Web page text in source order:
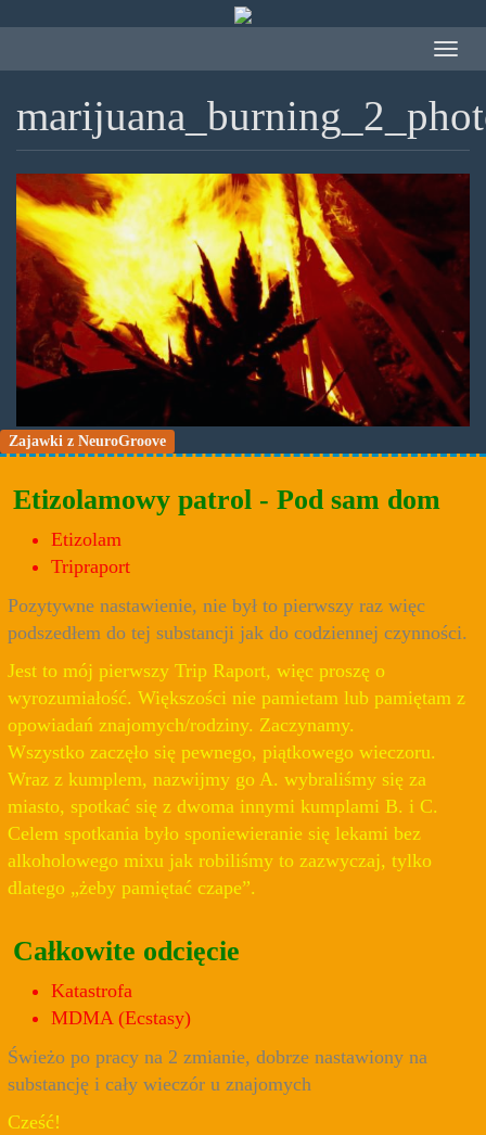
treści
Toggle
Zajawki z NeuroGroove
Etizolamowy patrol - Pod sam dom
Etizolam
Tripraport
Pozytywne nastawienie, nie był to pierwszy raz więc
podszedłem do tej substancji jak do codziennej czynności.
Jest to mój pierwszy Trip Raport, więc proszę o
wyrozumiałość. Większości nie pamietam lub pamiętam z
opowiadań znajomych/rodziny. Zaczynamy.
Wszystko zaczęło się pewnego, piątkowego wieczoru.
Wraz z kumplem, nazwijmy go A. wybraliśmy się za
miasto, spotkać się z dwoma innymi kumplami B. i C.
Celem spotkania było sponiewieranie się lekami bez
alkoholowego mixu jak robiliśmy to zazwyczaj, tylko
dlatego „żeby pamiętać czape”.
Całkowite odcięcie
Katastrofa
MDMA (Ecstasy)
Świeżo po pracy na 2 zmianie, dobrze nastawiony na
substancję i cały wieczór u znajomych
Cześć!